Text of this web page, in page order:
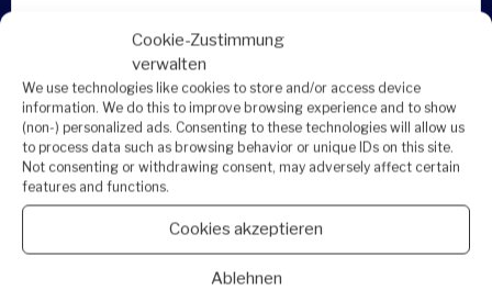
Cookie-Zustimmung
verwalten
We use technologies like cookies to store and/or access device
information. We do this to improve browsing experience and to show
(non-) personalized ads. Consenting to these technologies will allow us
to process data such as browsing behavior or unique IDs on this site.
Not consenting or withdrawing consent, may adversely affect certain
features and functions.
Cookies akzeptieren
Ablehnen
Was ist enthalten
Was ist nicht enthalten
Gut zu wissen
Altersempfehlung: ab 18 Jahren